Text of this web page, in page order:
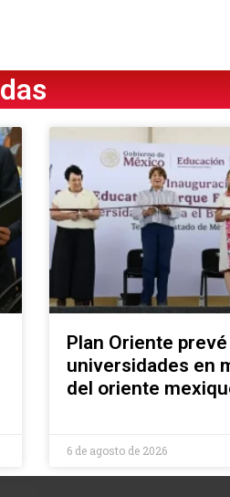
Plan Oriente prevé
universidades en
del oriente
6 de agosto de 2026